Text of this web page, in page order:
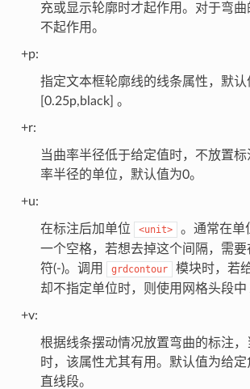
充或显示轮廓时才起作用。对于弯曲
不起作用。
+p:
指定文本框轮廓线的线条属性，默认
[0.25p,black] 。
+r:
当曲率半径低于给定值时，不放置
率半径的单位，默认值为0。
+u:
在标注后加单位 <unit>
。通常在单
一个空格，若想去掉这个间隔，需
符(-)。调用
grdcontour
模块时，若
却不指定单位时，则使用网格头段中
+v:
根据线条摆动情况放置弯曲的标注
时，该属性尤其有用。默认值为给
直线段。